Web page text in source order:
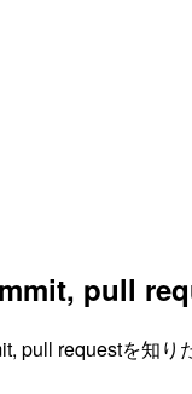
pull
pull requestを知り